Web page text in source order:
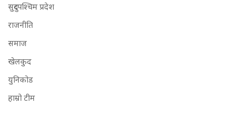
सुदुरपश्चिम प्रदेश
राजनीति
समाज
खेलकुद
युनिकोड
हाम्रो टीम